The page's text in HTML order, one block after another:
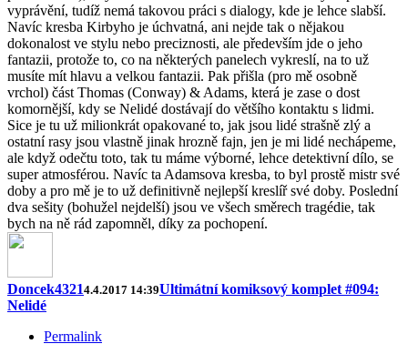
vyprávění, tudíž nemá takovou práci s dialogy, kde je lehce slabší.
Navíc kresba Kirbyho je úchvatná, ani nejde tak o nějakou
dokonalost ve stylu nebo preciznosti, ale především jde o jeho
fantazii, protože to, co na některých panelech vykreslí, na to už
musíte mít hlavu a velkou fantazii. Pak přišla (pro mě osobně
vrchol) část Thomas (Conway) & Adams, která je zase o dost
komornější, kdy se Nelidé dostávají do většího kontaktu s lidmi.
Sice je tu už milionkrát opakované to, jak jsou lidé strašně zlý a
ostatní rasy jsou vlastně jinak hrozně fajn, jen je mi lidé nechápeme,
ale když odečtu toto, tak tu máme výborné, lehce detektivní dílo, se
super atmosférou. Navíc ta Adamsova kresba, to byl prostě mistr své
doby a pro mě je to už definitivně nejlepší kreslíř své doby. Poslední
dva sešity (bohužel nejdelší) jsou ve všech směrech tragédie, tak
bych na ně rád zapomněl, díky za pochopení.
Doncek43214.4.2017 14:39Ultimátní komiksový komplet #094:
Nelidé
Permalink